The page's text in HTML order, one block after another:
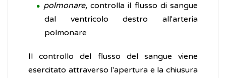
polmonare, controlla il flusso di sangue
dal ventricolo destro all'arteria
polmonare
Il controllo del flusso del sangue viene
esercitato attraverso l'apertura e la chiusura